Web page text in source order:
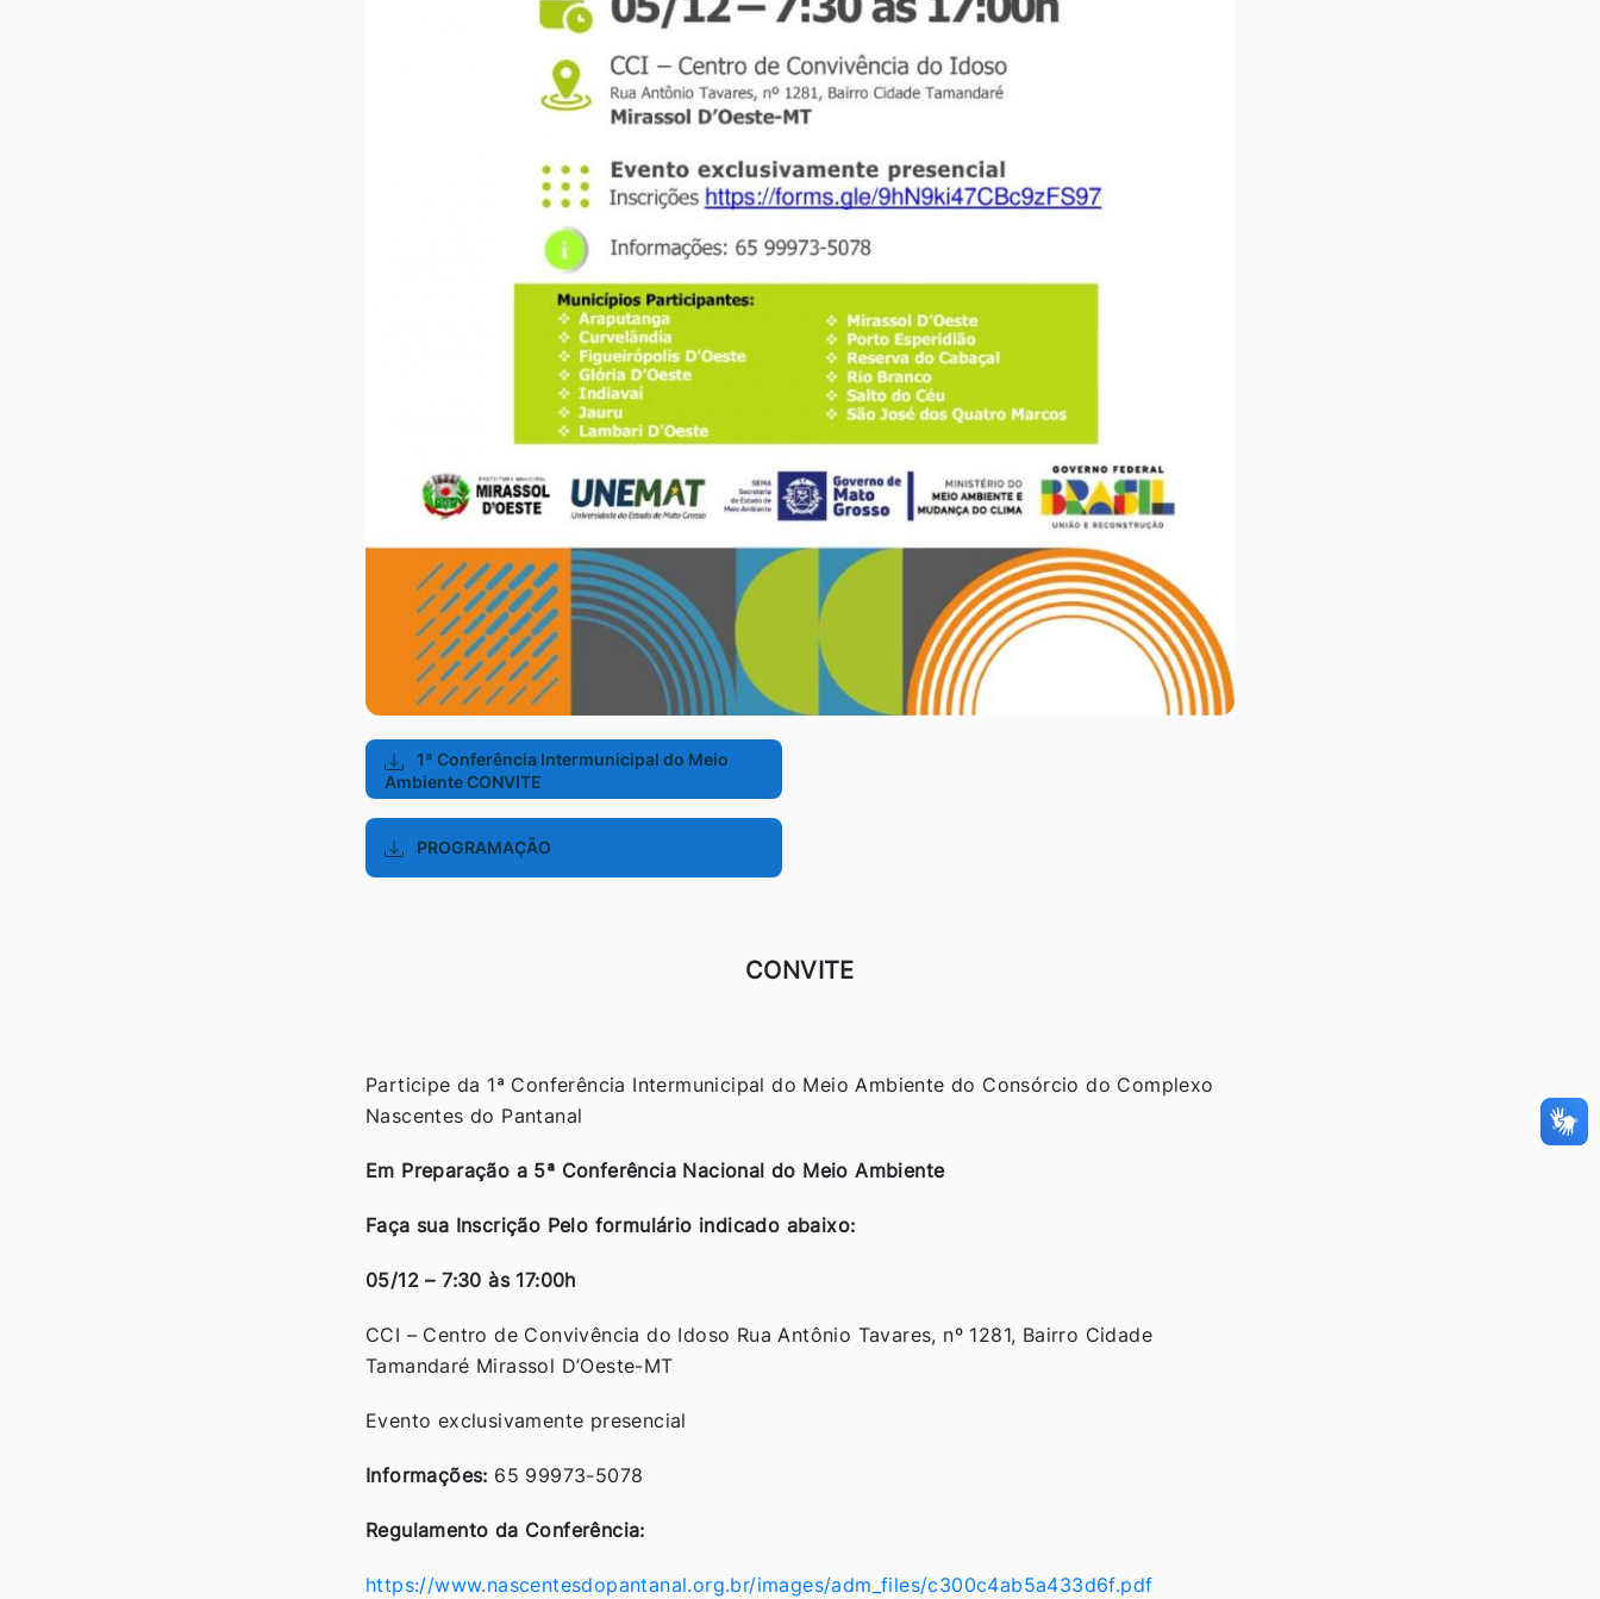
1ª Conferência Intermunicipal do Meio
Ambiente CONVITE
PROGRAMAÇÃO
CONVITE
Participe da 1ª Conferência Intermunicipal do Meio Ambiente do Consórcio do Complexo
Nascentes do Pantanal
Em Preparação a 5ª Conferência Nacional do Meio Ambiente
Faça sua Inscrição Pelo formulário indicado abaixo:
05/12 – 7:30 às 17:00h
CCI – Centro de Convivência do Idoso Rua Antônio Tavares, nº 1281, Bairro Cidade
Tamandaré Mirassol D’Oeste-MT
Evento exclusivamente presencial
Informações: 65 99973-5078
Regulamento da Conferência:
https://www.nascentesdopantanal.org.br/images/adm_files/c300c4ab5a433d6f.pdf